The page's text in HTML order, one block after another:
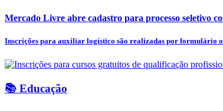
Mercado Livre abre cadastro para processo seletivo
Inscrições para auxiliar logístico são realizadas por formulário
📚 Educação